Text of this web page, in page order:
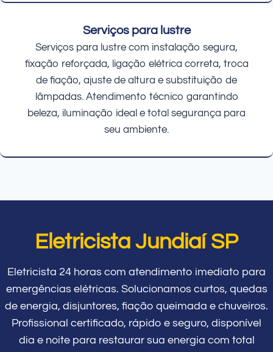
Serviços para lustre
Serviços para lustre com instalação segura,
fixação reforçada, ligação elétrica correta, troca
de fiação, ajuste de altura e substituição de
lâmpadas. Atendimento técnico garantindo
beleza, iluminação ideal e total segurança para
seu ambiente.
Eletricista Jundiaí SP
Eletricista 24 horas com atendimento imediato para
emergências elétricas. Solucionamos curtos, quedas
de energia, disjuntores, fiação queimada e chuveiros.
Profissional certificado, rápido e seguro, disponível
dia e noite para restaurar sua energia com total